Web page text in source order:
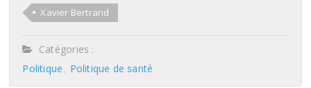
Xavier Bertrand
Catégories :
Politique
Politique de santé